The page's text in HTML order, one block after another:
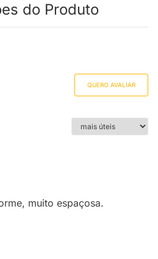
do Produto
QUERO AVALIAR
muito espaçosa.